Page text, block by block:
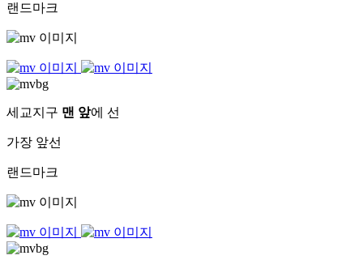
랜드마크
세교지구 맨 앞에 선
가장 앞선
랜드마크